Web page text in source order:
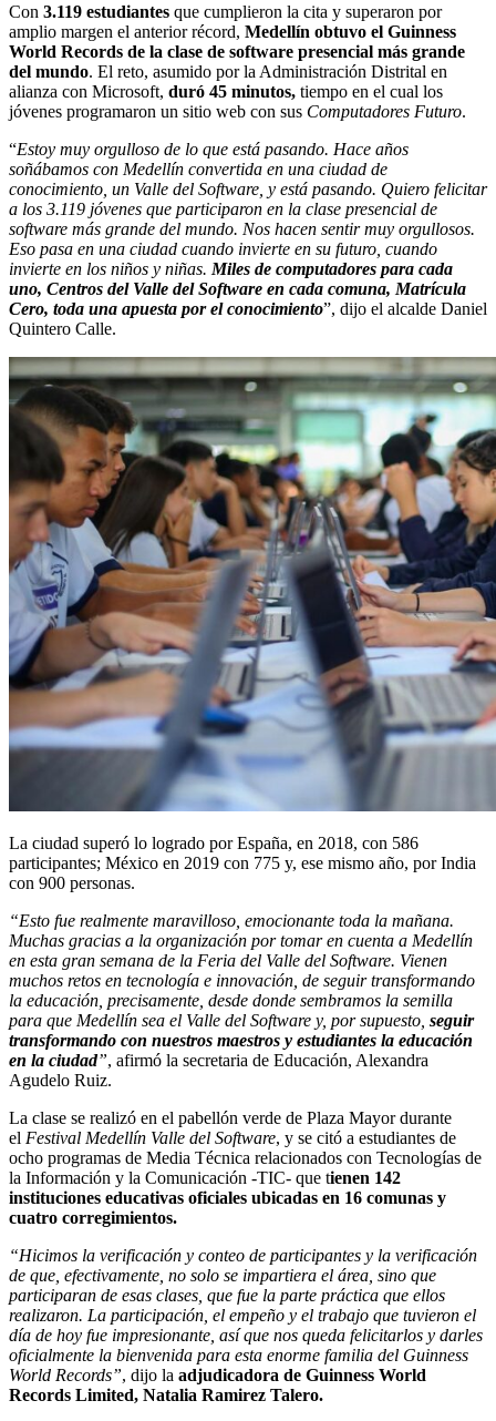
Con 3.119 estudiantes que cumplieron la cita y superaron por
amplio margen el anterior récord, Medellín obtuvo el Guinness
World Records de la clase de software presencial más grande
del mundo. El reto, asumido por la Administración Distrital en
alianza con Microsoft, duró 45 minutos, tiempo en el cual los
jóvenes programaron un sitio web con sus Computadores Futuro.
“Estoy muy orgulloso de lo que está pasando. Hace años
soñábamos con Medellín convertida en una ciudad de
conocimiento, un Valle del Software, y está pasando. Quiero felicitar
a los 3.119 jóvenes que participaron en la clase presencial de
software más grande del mundo. Nos hacen sentir muy orgullosos.
Eso pasa en una ciudad cuando invierte en su futuro, cuando
invierte en los niños y niñas. Miles de computadores para cada
uno, Centros del Valle del Software en cada comuna, Matrícula
Cero, toda una apuesta por el conocimiento”, dijo el alcalde Daniel
Quintero Calle.
La ciudad superó lo logrado por España, en 2018, con 586
participantes; México en 2019 con 775 y, ese mismo año, por India
con 900 personas.
“Esto fue realmente maravilloso, emocionante toda la mañana.
Muchas gracias a la organización por tomar en cuenta a Medellín
en esta gran semana de la Feria del Valle del Software. Vienen
muchos retos en tecnología e innovación, de seguir transformando
la educación, precisamente, desde donde sembramos la semilla
para que Medellín sea el Valle del Software y, por supuesto, seguir
transformando con nuestros maestros y estudiantes la educación
en la ciudad”, afirmó la secretaria de Educación, Alexandra
Agudelo Ruiz.
La clase se realizó en el pabellón verde de Plaza Mayor durante
el Festival Medellín Valle del Software, y se citó a estudiantes de
ocho programas de Media Técnica relacionados con Tecnologías de
la Información y la Comunicación -TIC- que tienen 142
instituciones educativas oficiales ubicadas en 16 comunas y
cuatro corregimientos.
“Hicimos la verificación y conteo de participantes y la verificación
de que, efectivamente, no solo se impartiera el área, sino que
participaran de esas clases, que fue la parte práctica que ellos
realizaron. La participación, el empeño y el trabajo que tuvieron el
día de hoy fue impresionante, así que nos queda felicitarlos y darles
oficialmente la bienvenida para esta enorme familia del Guinness
World Records”, dijo la adjudicadora de Guinness World
Records Limited, Natalia Ramirez Talero.